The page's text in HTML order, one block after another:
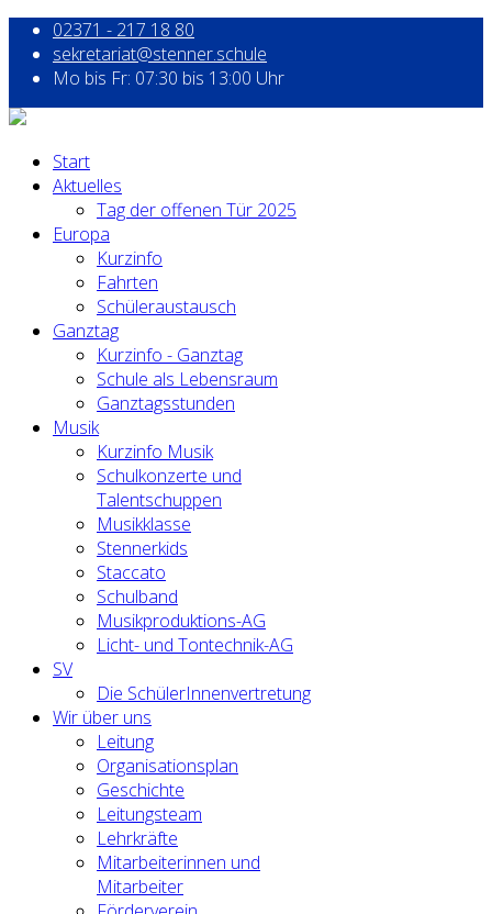
02371 - 217 18 80
sekretariat@stenner.schule
Mo bis Fr: 07:30 bis 13:00 Uhr
Start
Aktuelles
Tag der offenen Tür 2025
Europa
Kurzinfo
Fahrten
Schüleraustausch
Ganztag
Kurzinfo - Ganztag
Schule als Lebensraum
Ganztagsstunden
Musik
Kurzinfo Musik
Schulkonzerte und
Talentschuppen
Musikklasse
Stennerkids
Staccato
Schulband
Musikproduktions-AG
Licht- und Tontechnik-AG
SV
Die SchülerInnenvertretung
Wir über uns
Leitung
Organisationsplan
Geschichte
Leitungsteam
Lehrkräfte
Mitarbeiterinnen und
Mitarbeiter